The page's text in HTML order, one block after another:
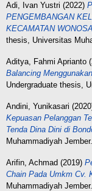
Adi, Ivan Yustri (2022)
PENGEMBANGAN
KECAMATAN
thesis, Universitas
Aditya, Fahmi Aprianto
Balancing
Undergraduate thesis,
Andini, Yunikasari
Kepuasan Pelanggan
Tenda Dina Dini di
Muhammadiyah Jember.
Arifin, Achmad (2019)
Chain Pada Umkm Cv.
Muhammadiyah Jember.